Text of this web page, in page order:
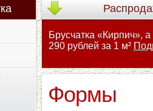
Брусчатка «Кирпич»,
290 рублей за 1 м²
Формы